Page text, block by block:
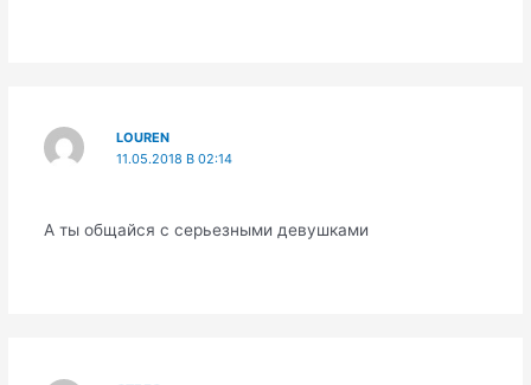
LOUREN
11.05.2018 В 02:14
А ты общайся с серьезными девушками